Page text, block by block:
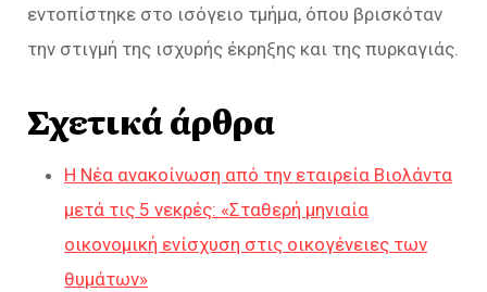
εντοπίστηκε στο ισόγειο τμήμα, όπου βρισκόταν
την στιγμή της ισχυρής έκρηξης και της πυρκαγιάς.
Σχετικά άρθρα
Η Νέα ανακοίνωση από την εταιρεία Βιολάντα
μετά τις 5 νεκρές: «Σταθερή μηνιαία
οικονομική ενίσχυση στις οικογένειες των
θυμάτων»